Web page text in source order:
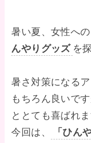
暑い夏、女性へ
んやりグッズ を
暑さ対策になる
もちろん良いで
ととても喜ばれま
今回は、
「ひん